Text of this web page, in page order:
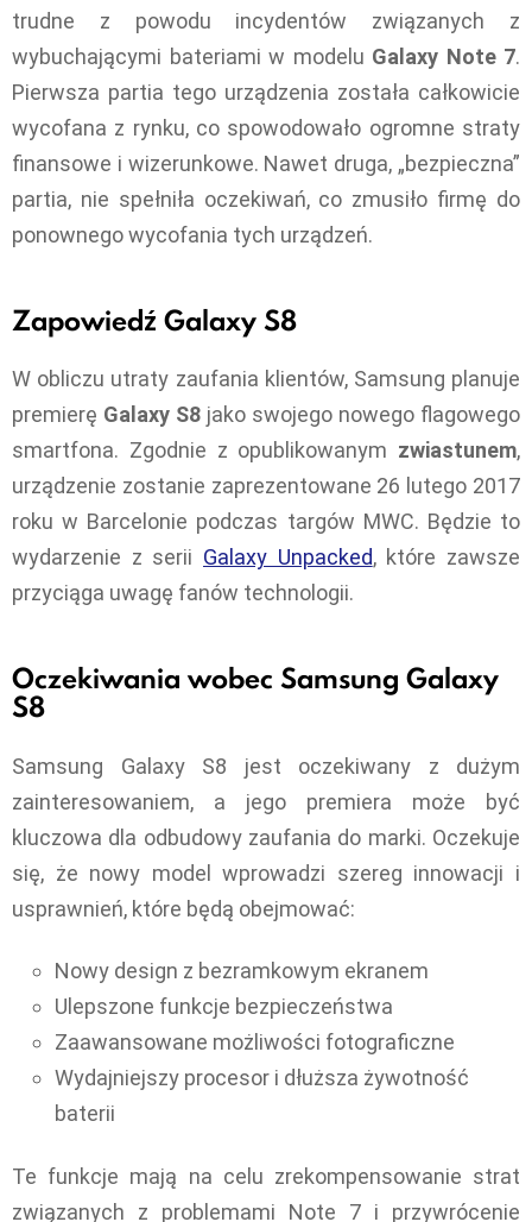
trudne z powodu incydentów związanych z
wybuchającymi bateriami w modelu Galaxy Note 7.
Pierwsza partia tego urządzenia została całkowicie
wycofana z rynku, co spowodowało ogromne straty
finansowe i wizerunkowe. Nawet druga, „bezpieczna”
partia, nie spełniła oczekiwań, co zmusiło firmę do
ponownego wycofania tych urządzeń.
Zapowiedź Galaxy S8
W obliczu utraty zaufania klientów, Samsung planuje
premierę Galaxy S8 jako swojego nowego flagowego
smartfona. Zgodnie z opublikowanym zwiastunem,
urządzenie zostanie zaprezentowane 26 lutego 2017
roku w Barcelonie podczas targów MWC. Będzie to
wydarzenie z serii Galaxy Unpacked, które zawsze
przyciąga uwagę fanów technologii.
Oczekiwania wobec Samsung Galaxy
S8
Samsung Galaxy S8 jest oczekiwany z dużym
zainteresowaniem, a jego premiera może być
kluczowa dla odbudowy zaufania do marki. Oczekuje
się, że nowy model wprowadzi szereg innowacji i
usprawnień, które będą obejmować:
Nowy design z bezramkowym ekranem
Ulepszone funkcje bezpieczeństwa
Zaawansowane możliwości fotograficzne
Wydajniejszy procesor i dłuższa żywotność
baterii
Te funkcje mają na celu zrekompensowanie strat
związanych z problemami Note 7 i przywrócenie